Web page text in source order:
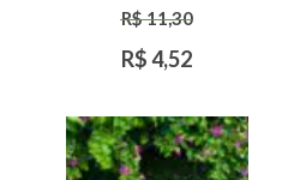
R$ 11,30
R$ 4,52